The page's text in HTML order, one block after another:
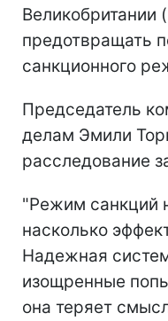
Великобритании
предотвращать
санкционного
Председатель
делам Эмили
расследование
"Режим санкций
насколько
Надежная
изощренные
она теряет